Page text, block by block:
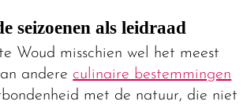
seizoenen als leidraad
Woud misschien wel het meest
andere culinaire bestemmingen
met de natuur, die niet